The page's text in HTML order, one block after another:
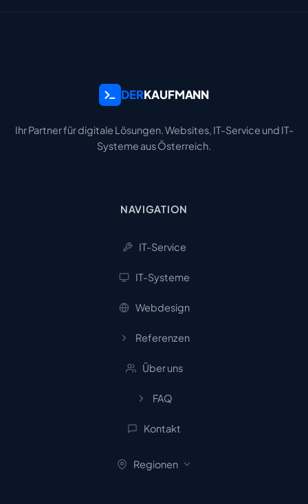
DERKAUFMANN
Ihr Partner für digitale Lösungen. Websites, IT-Service und IT-
Systeme aus Österreich.
NAVIGATION
IT-Service
IT-Systeme
Webdesign
Referenzen
Über uns
FAQ
Kontakt
Regionen